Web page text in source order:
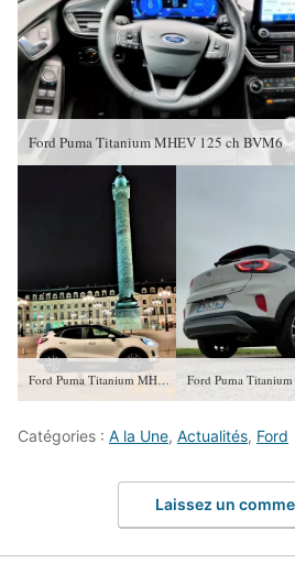
Ford Puma Titanium MHEV 125 ch BVM6
Ford Puma Titanium MHEV 125 ch BVM6 Ford Puma
Catégories : A la Une, Actualités, Ford
Laissez un